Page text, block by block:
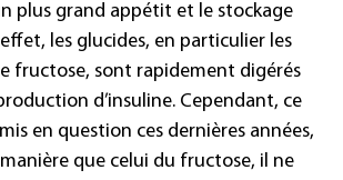
plus grand appétit et le stockage
effet, les glucides, en particulier les
fructose, sont rapidement digérés
d’insuline. Cependant, ce
en question ces dernières années,
que celui du fructose, il ne